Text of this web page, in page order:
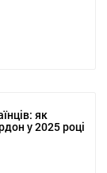
як
у 2025 році